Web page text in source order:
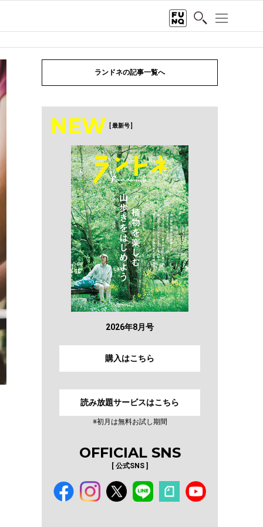
ランドネの記事一覧へ
NEW [ 最新号 ]
2026年8月号
購入はこちら
読み放題サービスはこちら
※初月は無料お試し期間
OFFICIAL SNS
[ 公式SNS ]